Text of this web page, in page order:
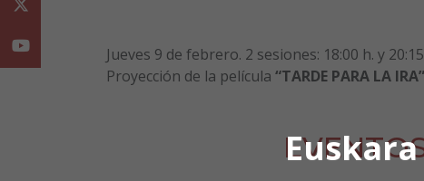
Euskara
Jueves 9 de febrero. 2 sesiones: 18:00 h. y
Proyección de la película “TARDE PARA LA IRA
Youtube